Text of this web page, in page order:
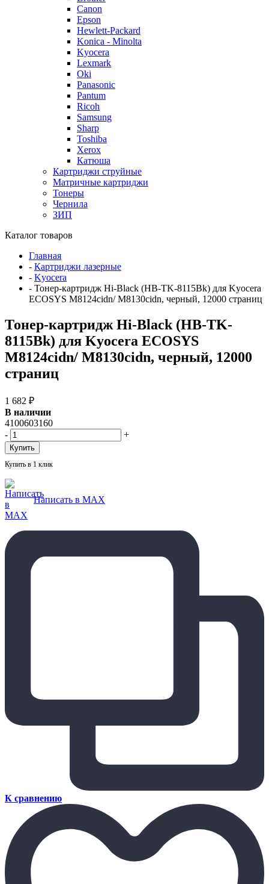
Canon
Epson
Hewlett-Packard
Konica - Minolta
Kyocera
Lexmark
Oki
Panasonic
Pantum
Ricoh
Samsung
Sharp
Toshiba
Xerox
Катюша
Картриджи струйные
Матричные картриджи
Тонеры
Чернила
ЗИП
Каталог товаров
Главная
- Картриджи лазерные
- Kyocera
- Тонер-картридж Hi-Black (HB-TK-8115Bk) для Kyocera
ECOSYS M8124cidn/ M8130cidn, черный, 12000 страниц
Тонер-картридж Hi-Black (HB-TK-
8115Bk) для Kyocera ECOSYS
M8124cidn/ M8130cidn, черный, 12000
страниц
1 682 ₽
В наличии
4100603160
-
+
Купить в 1 клик
Написать в MAX
К сравнению